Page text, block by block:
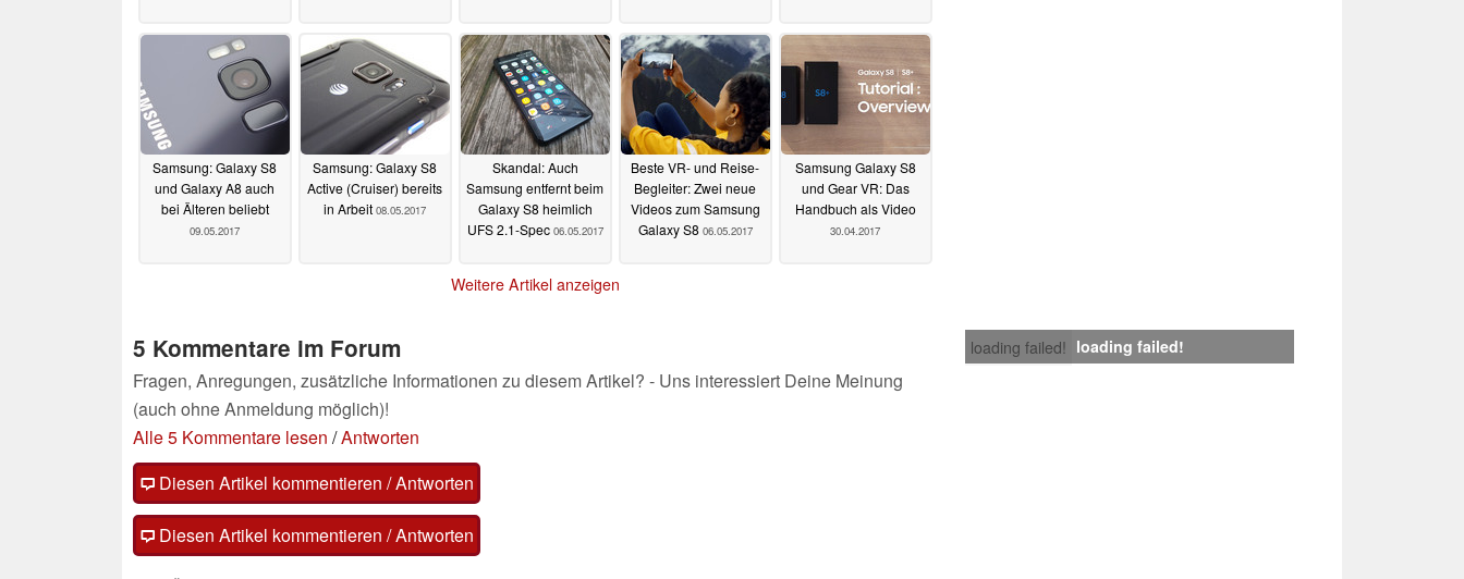
Samsung: Galaxy S8
und Galaxy A8 auch
bei Älteren beliebt
09.05.2017
Samsung: Galaxy S8
Active (Cruiser) bereits
in Arbeit 08.05.2017
Skandal: Auch
Samsung entfernt beim
Galaxy S8 heimlich
UFS 2.1-Spec 06.05.2017
Beste VR- und Reise-
Begleiter: Zwei neue
Videos zum Samsung
Galaxy S8 06.05.2017
Samsung Galaxy S8
und Gear VR: Das
Handbuch als Video
30.04.2017
Weitere Artikel anzeigen
loading failed! loading failed!
5 Kommentare im Forum
Fragen, Anregungen, zusätzliche Informationen zu diesem Artikel? - Uns interessiert Deine Meinung
(auch ohne Anmeldung möglich)!
Alle 5 Kommentare lesen /Antworten
Diesen Artikel kommentieren / Antworten
Diesen Artikel kommentieren / Antworten